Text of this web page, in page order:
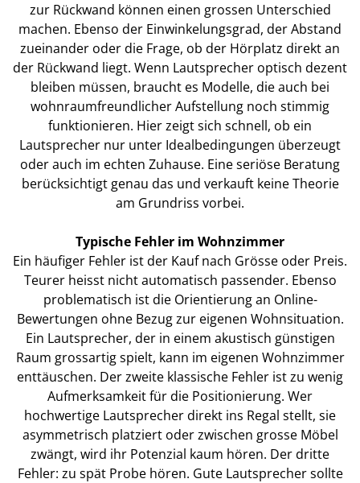
zur Rückwand können einen grossen Unterschied
machen. Ebenso der Einwinkelungsgrad, der Abstand
zueinander oder die Frage, ob der Hörplatz direkt an
der Rückwand liegt. Wenn Lautsprecher optisch dezent
bleiben müssen, braucht es Modelle, die auch bei
wohnraumfreundlicher Aufstellung noch stimmig
funktionieren. Hier zeigt sich schnell, ob ein
Lautsprecher nur unter Idealbedingungen überzeugt
oder auch im echten Zuhause. Eine seriöse Beratung
berücksichtigt genau das und verkauft keine Theorie
am Grundriss vorbei.
Typische Fehler im Wohnzimmer
Ein häufiger Fehler ist der Kauf nach Grösse oder Preis.
Teurer heisst nicht automatisch passender. Ebenso
problematisch ist die Orientierung an Online-
Bewertungen ohne Bezug zur eigenen Wohnsituation.
Ein Lautsprecher, der in einem akustisch günstigen
Raum grossartig spielt, kann im eigenen Wohnzimmer
enttäuschen. Der zweite klassische Fehler ist zu wenig
Aufmerksamkeit für die Positionierung. Wer
hochwertige Lautsprecher direkt ins Regal stellt, sie
asymmetrisch platziert oder zwischen grosse Möbel
zwängt, wird ihr Potenzial kaum hören. Der dritte
Fehler: zu spät Probe hören. Gute Lautsprecher sollte